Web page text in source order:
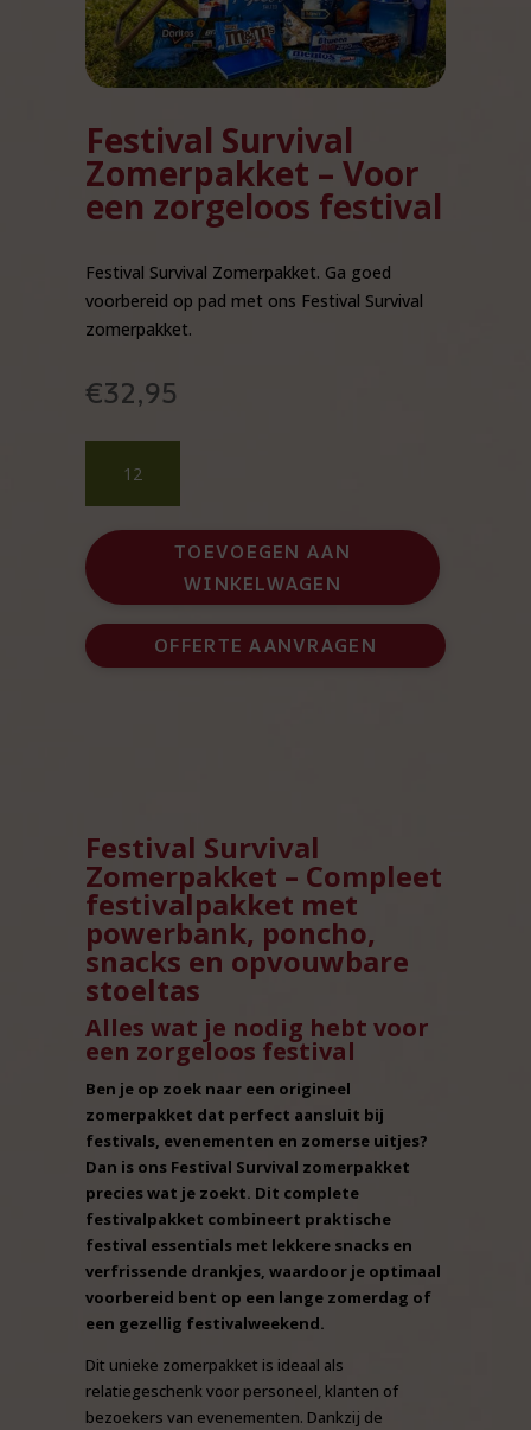
Festival Survival
Zomerpakket – Voor
een zorgeloos festival
Festival Survival Zomerpakket. Ga goed
voorbereid op pad met ons Festival Survival
zomerpakket.
€32,95
Survival
Zomerpakket
Voor
een
zorgeloos
festival
aantal
TOEVOEGEN AAN
WINKELWAGEN
OFFERTE AANVRAGEN
Festival Survival
Zomerpakket – Compleet
festivalpakket met
powerbank, poncho,
snacks en opvouwbare
stoeltas
Alles wat je nodig hebt voor
een zorgeloos festival
Ben je op zoek naar een origineel
zomerpakket dat perfect aansluit bij
festivals, evenementen en zomerse uitjes?
Dan is ons Festival Survival zomerpakket
precies wat je zoekt. Dit complete
festivalpakket combineert praktische
festival essentials met lekkere snacks en
verfrissende drankjes, waardoor je optimaal
voorbereid bent op een lange zomerdag of
een gezellig festivalweekend.
Dit unieke zomerpakket is ideaal als
relatiegeschenk voor personeel, klanten of
bezoekers van evenementen. Dankzij de